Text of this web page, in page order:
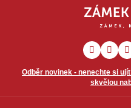
Odběr novinek - nenechte si
skvělou